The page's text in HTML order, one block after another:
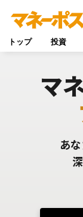
トップ 投資
マ
あ